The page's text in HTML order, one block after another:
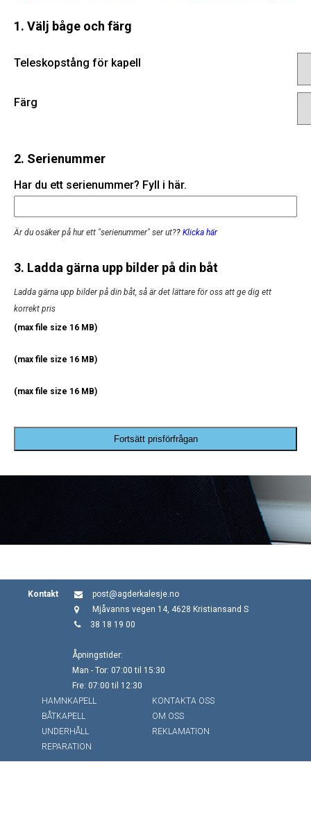
1. Välj båge och färg
Teleskopstång för kapell
Färg
2. Serienummer
Har du ett serienummer? Fyll i här.
Är du osäker på hur ett "serienummer" ser ut?? Klicka här
3. Ladda gärna upp bilder på din båt
Ladda gärna upp bilder på din båt, så är det lättare för oss att ge dig ett
korrekt pris
(max file size 16 MB)
(max file size 16 MB)
(max file size 16 MB)
Fortsätt prisförfrågan
Kontakt
post@agderkalesje.no
Mjåvanns vegen 14, 4628 Kristiansand S
38 18 19 00
Åpningstider:
Man - Tor: 07:00 til 15:30
Fre: 07:00 til 12:30
HAMNKAPELL
BÅTKAPELL
UNDERHÅLL
REPARATION
KONTAKTA OSS
OM OSS
REKLAMATION